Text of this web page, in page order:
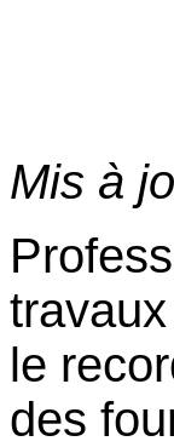
Mis à
le
des